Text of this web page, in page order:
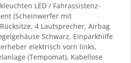
LED / Fahrassistenz-
(Scheinwerfer mit
4 Lautsprecher, Airbag
Schwarz, Einparkhilfe
elektrisch vorn links,
(Tempomat), Kabellose